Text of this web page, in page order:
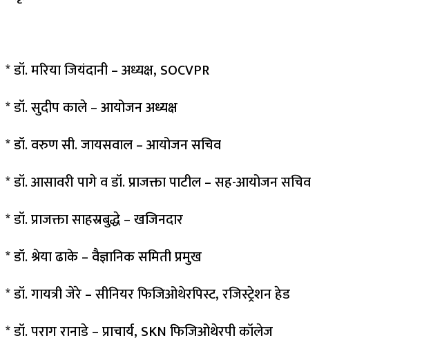
* डॉ. मरिया जियंदानी – अध्यक्ष, SOCVPR
* डॉ. सुदीप काले – आयोजन अध्यक्ष
* डॉ. वरुण सी. जायसवाल – आयोजन सचिव
* डॉ. आसावरी पागे व डॉ. प्राजक्ता पाटील – सह-आयोजन सचिव
* डॉ. प्राजक्ता साहस्रबुद्धे – खजिनदार
* डॉ. श्रेया ढाके – वैज्ञानिक समिती प्रमुख
* डॉ. गायत्री जेरे – सीनियर फिजिओथेरपिस्ट, रजिस्ट्रेशन हेड
* डॉ. पराग रानाडे – प्राचार्य, SKN फिजिओथेरपी कॉलेज